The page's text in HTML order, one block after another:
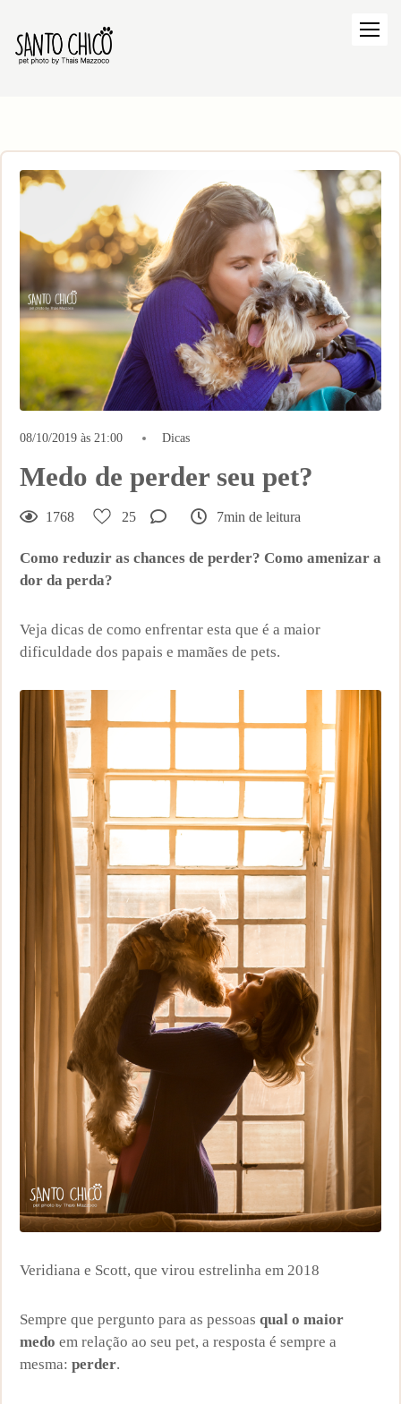
08/10/2019 às 21:00 Dicas
Medo de perder seu pet?
1768 25 7min de leitura
Como reduzir as chances de perder? Como amenizar a
dor da perda?
Veja dicas de como enfrentar esta que é a maior
dificuldade dos papais e mamães de pets.
Veridiana e Scott, que virou estrelinha em 2018
Sempre que pergunto para as pessoas qual o maior
medo em relação ao seu pet, a resposta é sempre a
mesma: perder.